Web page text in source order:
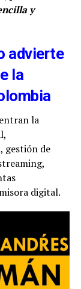
y
advierte
la
la
gestión de
digital.